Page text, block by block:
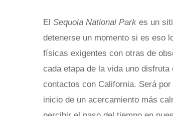
El Sequoia National Park es un
detenerse un momento si es eso
físicas exigentes con otras de
cada etapa de la vida uno
contactos con California. Será
inicio de un acercamiento más